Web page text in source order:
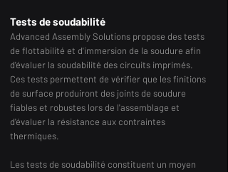
Tests de soudabilité
Advanced Assembly Solutions propose des tests
de flottabilité et d'immersion de la soudure afin
d'évaluer la soudabilité des circuits imprimés.
Ces tests permettent de vérifier que les finitions
de surface produiront des joints de soudure
fiables et robustes lors de l'assemblage et
d'évaluer la résistance aux contraintes
thermiques.
Les tests de soudabilité constituent un moyen